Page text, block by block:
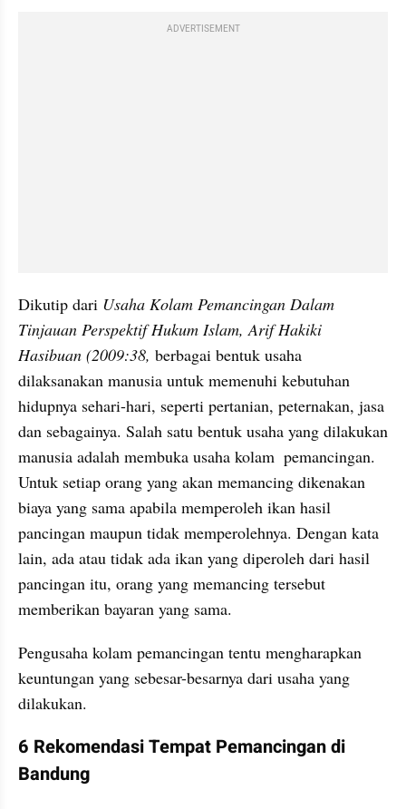
ADVERTISEMENT
﻿Dikutip dari Usaha Kolam Pemancingan Dalam
Tinjauan Perspektif Hukum Islam, Arif Hakiki
Hasibuan (2009:38, berbagai bentuk usaha
dilaksanakan manusia untuk memenuhi kebutuhan
hidupnya sehari-hari, seperti pertanian, peternakan, jasa
dan sebagainya. Salah satu bentuk usaha yang dilakukan
manusia adalah membuka usaha kolam  pemancingan.
Untuk setiap orang yang akan memancing dikenakan
biaya yang sama apabila memperoleh ikan hasil
pancingan maupun tidak memperolehnya. Dengan kata
lain, ada atau tidak ada ikan yang diperoleh dari hasil
pancingan itu, orang yang memancing tersebut
memberikan bayaran yang sama.
Pengusaha kolam pemancingan tentu mengharapkan
keuntungan yang sebesar-besarnya dari usaha yang
dilakukan.
﻿6 Rekomendasi Tempat Pemancingan di
Bandung